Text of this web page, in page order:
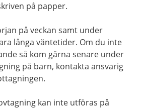
på papper.
på veckan samt under
långa väntetider. Om du inte
så kom gärna senare under
på barn, kontakta ansvarig
kan inte utföras på